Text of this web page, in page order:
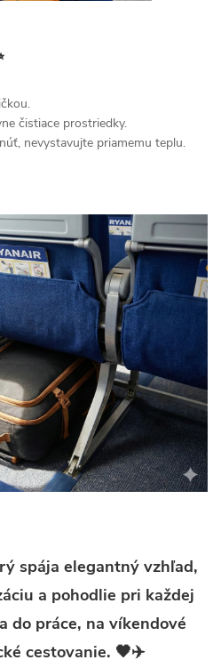
čistiace prostriedky.
nevystavujte priamemu teplu.
spája elegantný vzhľad,
a pohodlie pri každej
do práce, na víkendové
cestovanie. 🖤✈️